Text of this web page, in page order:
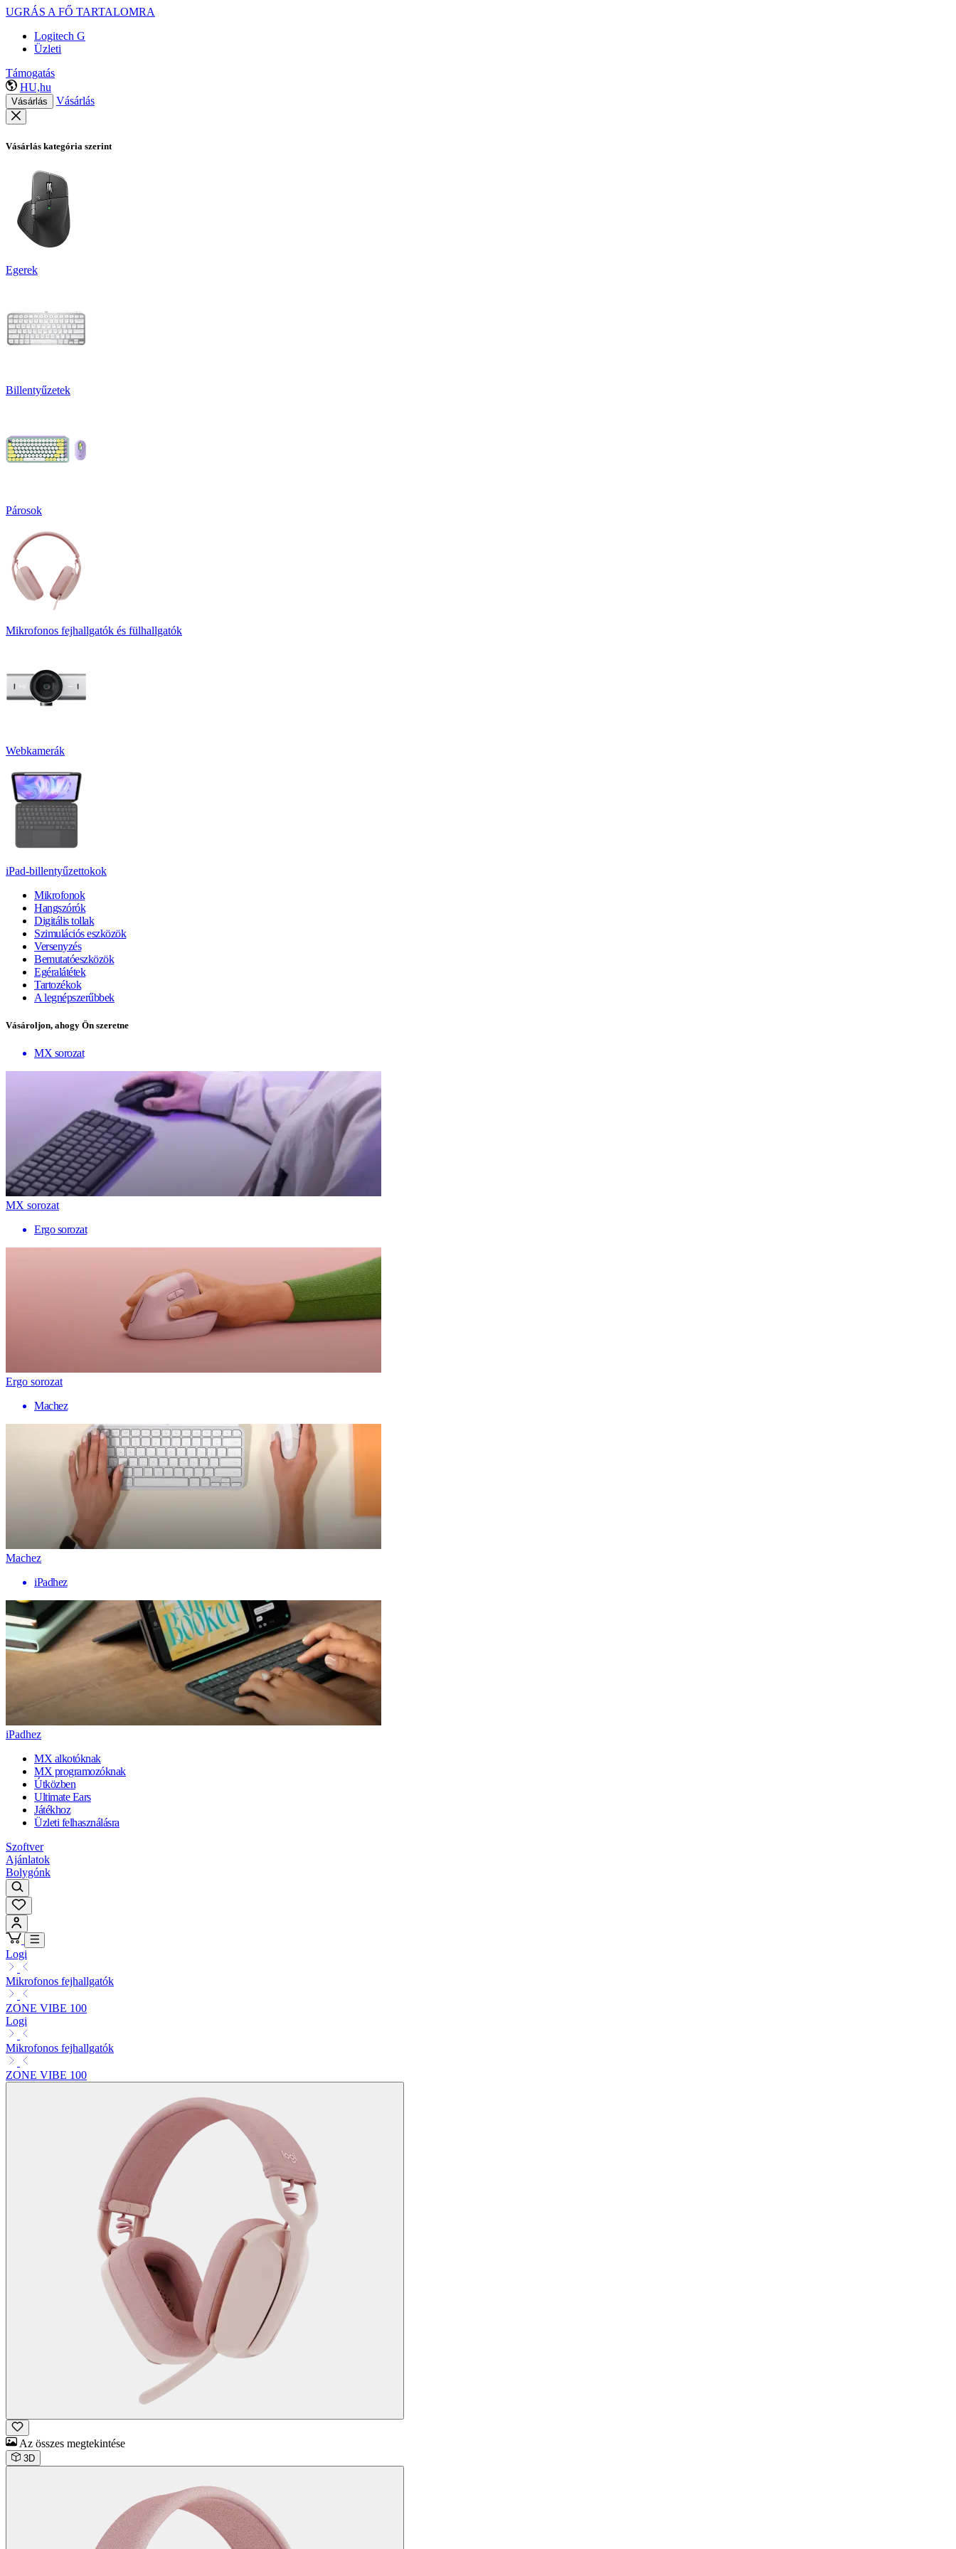
UGRÁS A FŐ TARTALOMRA
Logitech G
Üzleti
Támogatás
HU,hu
Vásárlás Vásárlás
Vásárlás kategória szerint
Egerek
Billentyűzetek
Párosok
Mikrofonos fejhallgatók és fülhallgatók
Webkamerák
iPad-billentyűzettokok
Mikrofonok
Hangszórók
Digitális tollak
Szimulációs eszközök
Versenyzés
Bemutatóeszközök
Egéralátétek
Tartozékok
A legnépszerűbbek
Vásároljon, ahogy Ön szeretne
MX sorozat
MX sorozat
Ergo sorozat
Ergo sorozat
Machez
Machez
iPadhez
iPadhez
MX alkotóknak
MX programozóknak
Útközben
Ultimate Ears
Játékhoz
Üzleti felhasználásra
Szoftver
Ajánlatok
Bolygónk
Logi
Mikrofonos fejhallgatók
ZONE VIBE 100
Logi
Mikrofonos fejhallgatók
ZONE VIBE 100
Az összes megtekintése
3D